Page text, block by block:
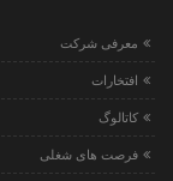
معرفی شرکت
افتخارات
کاتالوگ
فرصت های شغلی